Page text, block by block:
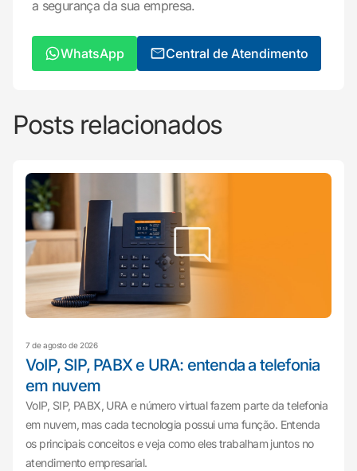
a segurança da sua empresa.
WhatsApp Central de Atendimento
Posts relacionados
7 de agosto de 2026
VoIP, SIP, PABX e URA: entenda a telefonia
em nuvem
VoIP, SIP, PABX, URA e número virtual fazem parte da telefonia
em nuvem, mas cada tecnologia possui uma função. Entenda
os principais conceitos e veja como eles trabalham juntos no
atendimento empresarial.